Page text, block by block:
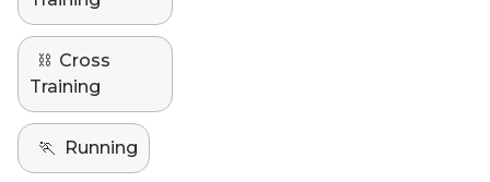
⛓️ Cross
Training
🏃 Running